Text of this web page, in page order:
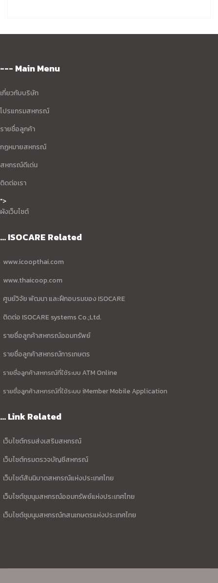
--- Main Menu
เกี่ยวกับบริษัท
โปรแกรมสหกรณ์
รายชื่อลูกค้า
กฏหมายสหกรณ์
สหกรณ์ดีเด่น
ติดต่อเรา
">
ผังเว็บไซต์
... ISOCARE Related
www.icoopthai.com
www.thaicoop.com
ศูนย์วิจัย พัฒนา และฝึกอบรมของ ISOCARE
ติดต่อ ISOCARE systems Co.;Ltd.
รายชื่อลูกค้าสหกรณ์ออมทรัพย์
รายชื่อลูกค้าสหกรณ์การเกษตร
รายชื่อลูกค้าสหกรณ์ที่ใช้ระบบ ATM Online
รายชื่อลูกค้าสหกรณ์ที่ใช้ระบบ iMember Mobile Application
... Link Related
เว็บไซต์กรมส่งเสริมสหกรณ์
เว็บไซต์กรมตรวจบัญชีสหกรณ์
เว็บไซต์สันนิบาตสหกรณ์แห่งประเทศไทย
เว็บไซต์ชุมนุมสหกรณ์ออมทรัพย์แห่งประเทศไทย
เว็บไซต์ชุมนุมสหกรณ์กสนเกษตรแห่งประเทศไทย